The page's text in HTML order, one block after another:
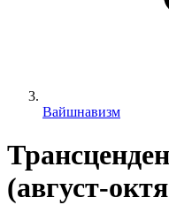
Вайшнавизм
(август-